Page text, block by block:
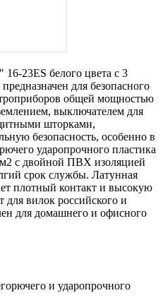
23ЕS белого цвета с 3
для безопасного
общей мощностью
выключателем для
шторками,
безопасность, особенно в
ударопрочного пластика
с двойной ПВХ изоляцией
срок службы. Латунная
плотный контакт и высокую
для вилок российского и
для домашнего и офисного
и ударопрочного